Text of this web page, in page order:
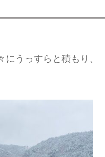
うっすらと積もり、